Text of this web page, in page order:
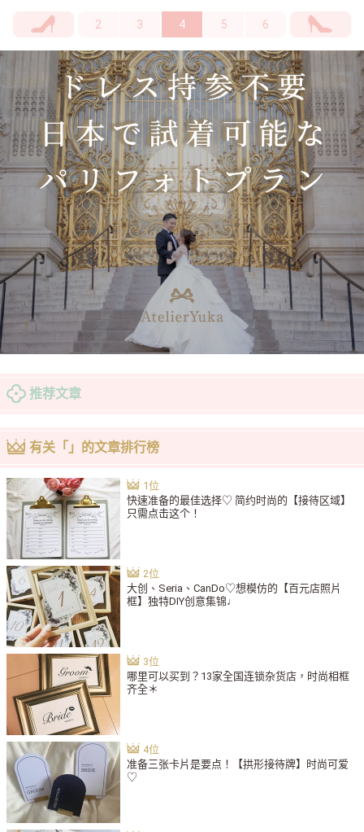
2 3 4 5 6
推荐文章
有关「」的文章排行榜
快速准备的最佳选择♡ 简约时尚的【接待区域】
只需点击这个！
大创、Seria、CanDo♡想模仿的【百元店照片
框】独特DIY创意集锦♩
哪里可以买到？13家全国连锁杂货店，时尚相框
齐全＊
准备三张卡片是要点！【拱形接待牌】时尚可爱
♡